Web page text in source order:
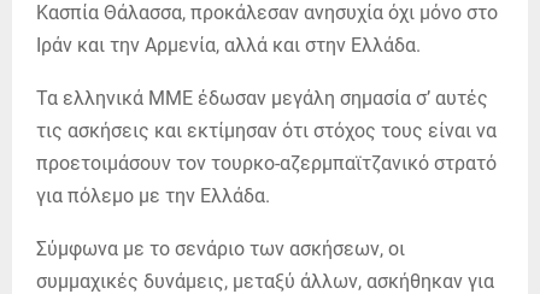
Κασπία Θάλασσα, προκάλεσαν ανησυχία όχι μόνο στο
Ιράν και την Αρμενία, αλλά και στην Ελλάδα.
Τα ελληνικά ΜΜΕ έδωσαν μεγάλη σημασία σ’ αυτές
τις ασκήσεις και εκτίμησαν ότι στόχος τους είναι να
προετοιμάσουν τον τουρκο-αζερμπαϊτζανικό στρατό
για πόλεμο με την Ελλάδα.
Σύμφωνα με το σενάριο των ασκήσεων, οι
συμμαχικές δυνάμεις, μεταξύ άλλων, ασκήθηκαν για